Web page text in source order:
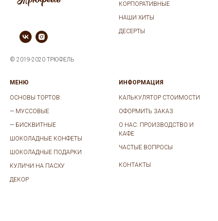
© 2019-2020 ТРЮФЕЛЬ
КОРПОРАТИВНЫЕ
НАШИ ХИТЫ
ДЕСЕРТЫ
МЕНЮ
ОСНОВЫ ТОРТОВ:
— МУССОВЫЕ
— БИСКВИТНЫЕ
ШОКОЛАДНЫЕ КОНФЕТЫ
ШОКОЛАДНЫЕ ПОДАРКИ
КУЛИЧИ НА ПАСХУ
ДЕКОР
ИНФОРМАЦИЯ
КАЛЬКУЛЯТОР СТОИМОСТИ
ОФОРМИТЬ ЗАКАЗ
О НАС: ПРОИЗВОДСТВО И
КАФЕ
ЧАСТЫЕ ВОПРОСЫ
КОНТАКТЫ